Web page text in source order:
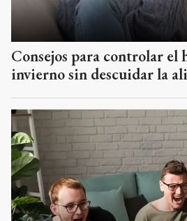
Consejos para controlar el
invierno sin descuidar la